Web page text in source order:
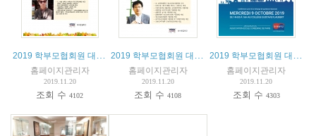
홈페이지관리자
2019.11.20
조회 수4102
홈페이지관리자
2019.11.20
조회 수4108
홈페이지관리자
2019.11.20
조회 수 4303